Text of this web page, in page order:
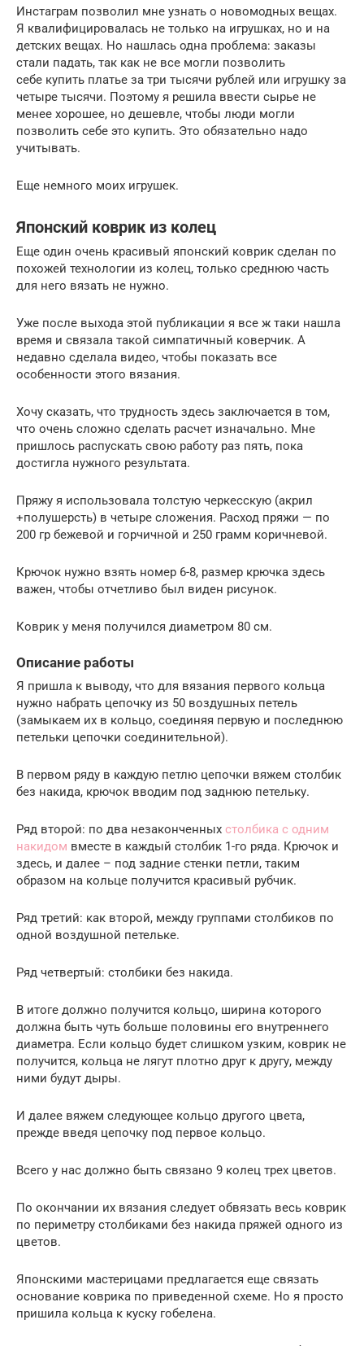
Инстаграм позволил мне узнать о новомодных вещах.
Я квалифицировалась не только на игрушках, но и на
детских вещах. Но нашлась одна проблема: заказы
стали падать, так как не все могли позволить
себе купить платье за три тысячи рублей или игрушку за
четыре тысячи. Поэтому я решила ввести сырье не
менее хорошее, но дешевле, чтобы люди могли
позволить себе это купить. Это обязательно надо
учитывать.
Еще немного моих игрушек.
Японский коврик из колец
Еще один очень красивый японский коврик сделан по
похожей технологии из колец, только среднюю часть
для него вязать не нужно.
Уже после выхода этой публикации я все ж таки нашла
время и связала такой симпатичный коверчик. А
недавно сделала видео, чтобы показать все
особенности этого вязания.
Хочу сказать, что трудность здесь заключается в том,
что очень сложно сделать расчет изначально. Мне
пришлось распускать свою работу раз пять, пока
достигла нужного результата.
Пряжу я использовала толстую черкесскую (акрил
+полушерсть) в четыре сложения. Расход пряжи — по
200 гр бежевой и горчичной и 250 грамм коричневой.
Крючок нужно взять номер 6-8, размер крючка здесь
важен, чтобы отчетливо был виден рисунок.
Коврик у меня получился диаметром 80 см.
Описание работы
Я пришла к выводу, что для вязания первого кольца
нужно набрать цепочку из 50 воздушных петель
(замыкаем их в кольцо, соединяя первую и последнюю
петельки цепочки соединительной).
В первом ряду в каждую петлю цепочки вяжем столбик
без накида, крючок вводим под заднюю петельку.
Ряд второй: по два незаконченных столбика с одним
накидом вместе в каждый столбик 1-го ряда. Крючок и
здесь, и далее – под задние стенки петли, таким
образом на кольце получится красивый рубчик.
Ряд третий: как второй, между группами столбиков по
одной воздушной петельке.
Ряд четвертый: столбики без накида.
В итоге должно получится кольцо, ширина которого
должна быть чуть больше половины его внутреннего
диаметра. Если кольцо будет слишком узким, коврик не
получится, кольца не лягут плотно друг к другу, между
ними будут дыры.
И далее вяжем следующее кольцо другого цвета,
прежде введя цепочку под первое кольцо.
Всего у нас должно быть связано 9 колец трех цветов.
По окончании их вязания следует обвязать весь коврик
по периметру столбиками без накида пряжей одного из
цветов.
Японскими мастерицами предлагается еще связать
основание коврика по приведенной схеме. Но я просто
пришила кольца к куску гобелена.